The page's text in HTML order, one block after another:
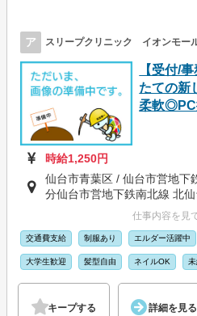
ア スリープクリニック イオンモー
【受付/
たての新
柔軟◎PC
時給1,250円
仙台市青葉区 / 仙台市営地下
分仙台市営地下鉄南北線 北仙
仕事内容を見
交通費支給 制服あり エルダー活躍中
大学生歓迎 髪型自由 ネイルOK
キープする 詳細を見る